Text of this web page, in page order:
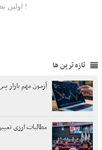
تازه ترین ها
آزمون مهم بازار
مطالبات ارزی